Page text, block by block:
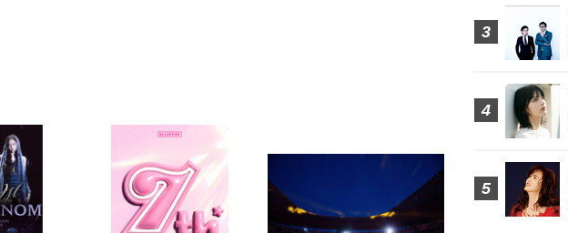
Sezlife オフィスチェア デスク
チェア 疲れない テレワーク
チェア 強化バックレスト 30
度ロッキング機能 人間工学 椅
子 腰サポート 90度跳ね上げ
式アームレスト 3Dヘッドレス
ト ハンガー付き 高反発クッシ
￥7,680
Sezlife オフィスチェア デスク
チェア 疲れない テレワーク
チェア 強化バックレスト 30度
ロッキング機能 人間工学 椅子
腰サポート 90度跳ね上げ式ア
ームレスト 3Dヘッドレスト
ハンガー付き 高反発クッショ
￥7,680
ッシュ 通気性 ランバーサ
ポート付き 腰サポート ガ
ス圧無段階昇降 360度回
転 キャスター付き コンパ
クト 幅52×奥行58.5×高さ
84～96cm テレワーク 在
【純正品】27"ゲーミングモ
ニター DualSense 充電フッ
ク付き（CFI-ZDM1J）
￥49,979
【整備済み品】Dell
E2724HS 27インチ 液晶モ
HD（1920×1080）VA 非光
沢 HDMI/DisplayPort/VGA
スピーカー内蔵 高さ調整 ス
イベル VESA対応
ComfortView ビジネス向け
￥15,800
Gaming Monitor 24” Essential ゲ
ーミングモニター QD 24.5インチ
1ms FHD 量子ドット 残像低減 (3
年保証 | 輝点保証 | 日本メーカー)
ネオ・ルーライフ ネオ・オム
ツ L 中型犬用 26枚入り 単品
￥1,800
Smart Basic(スマートベーシ
ック) 【Amazon.co.jp限定】
Smart Basic アイリスオーヤマ
ペットシーツ 超厚型 お徳用
ワイド 100枚入 (x 1) (ケース
販売)
￥3,670
ュラー 200枚入